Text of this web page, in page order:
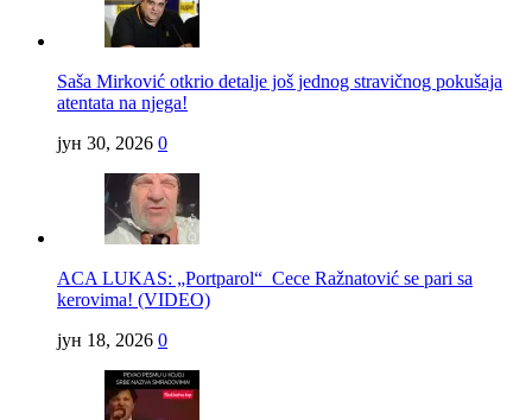
Saša Mirković otkrio detalje još jednog stravičnog pokušaja
atentata na njega!
јун 30, 2026 0
ACA LUKAS: „Portparol“ Cece Ražnatović se pari sa
kerovima! (VIDEO)
јун 18, 2026 0